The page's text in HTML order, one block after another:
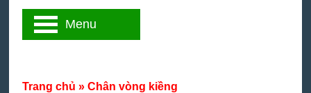
Trang chủ » Chân vòng kiềng
Menu